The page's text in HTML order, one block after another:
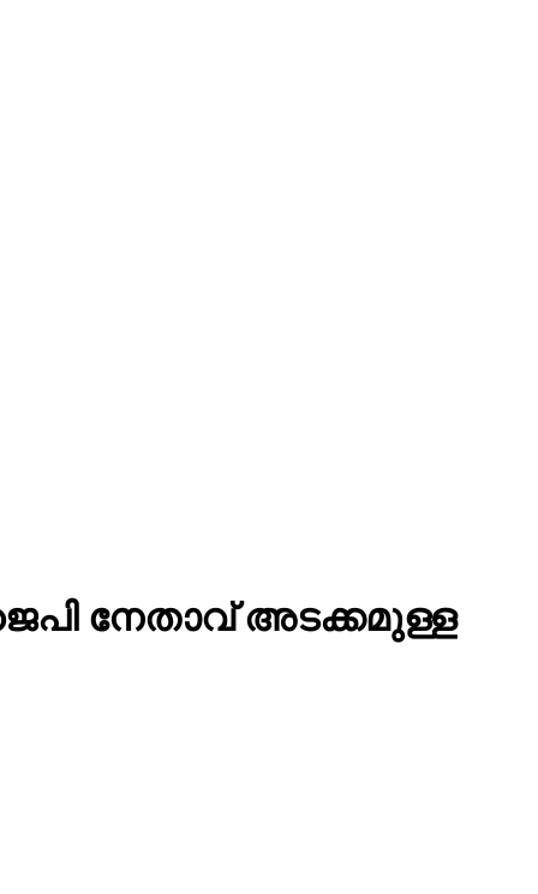
നേതാവ് അടക്കമുള്ള